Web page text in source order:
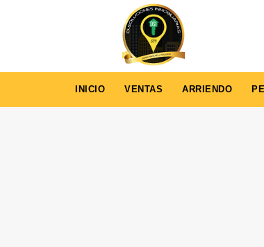
INICIO VENTAS ARRIENDO